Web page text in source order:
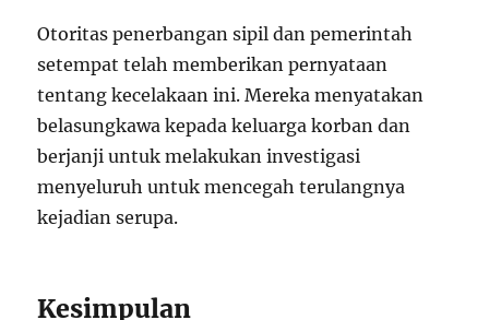
Otoritas penerbangan sipil dan pemerintah
setempat telah memberikan pernyataan
tentang kecelakaan ini. Mereka menyatakan
belasungkawa kepada keluarga korban dan
berjanji untuk melakukan investigasi
menyeluruh untuk mencegah terulangnya
kejadian serupa.
Kesimpulan